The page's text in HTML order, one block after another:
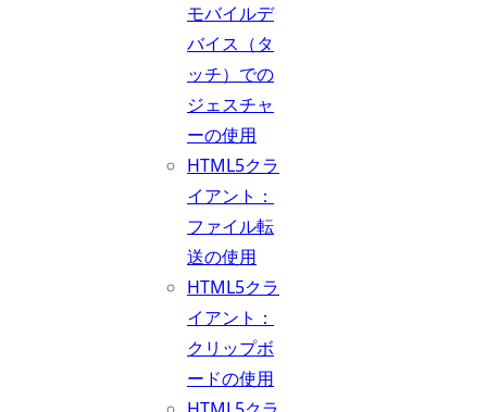
モバイルデ
バイス（タ
ッチ）での
ジェスチャ
ーの使用
HTML5クラ
イアント：
ファイル転
送の使用
HTML5クラ
イアント：
クリップボ
ードの使用